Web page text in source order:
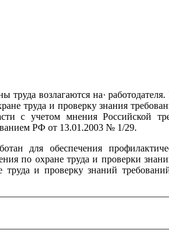
возлагаются на·
труда и проверку знания
с учетом мнения Российской
РФ от 13.01.2003 № 1/29.
для обеспечения
по охране труда и проверки
и проверку знаний